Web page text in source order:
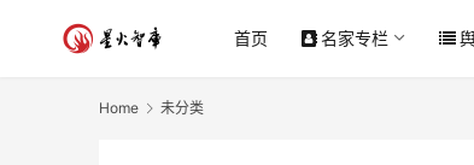
首页 名家专栏
Home 未分类